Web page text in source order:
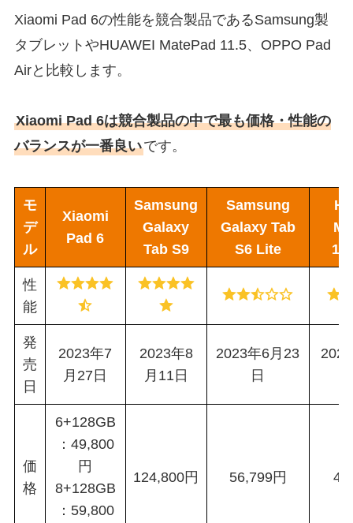
Xiaomi Pad 6の性能を競合製品であるSamsung製
タブレットやHUAWEI MatePad 11.5、OPPO Pad
Airと比較します。
Xiaomi Pad 6は競合製品の中で最も価格・性能の
バランスが一番良いです。
モ
デ
ル
Xiaomi
Pad 6
Samsung
Galaxy
Tab S9
Samsung
Galaxy Tab
S6 Lite
性
能
発
売
日
2023年7
月27日
2023年8
月11日
2023年6月23
日
価
格
6+128GB
：49,800
円
8+128GB
：59,800
124,800円 56,799円